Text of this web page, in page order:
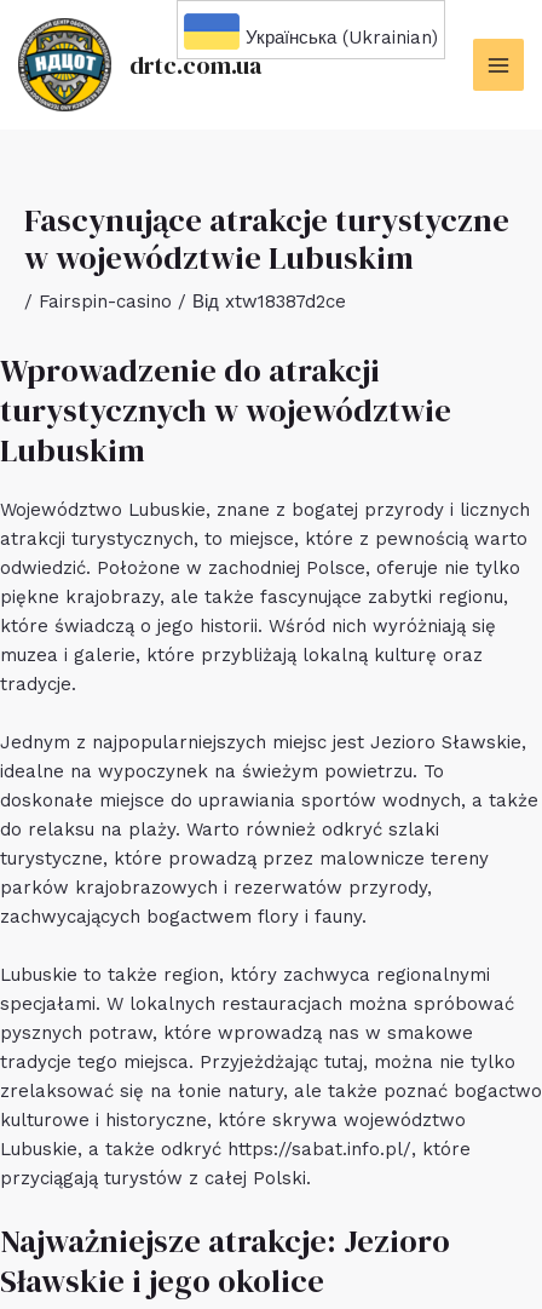
Перейти
вмісту
drtc.com.ua
Fascynujące atrakcje turystyczne
w województwie Lubuskim
/ Fairspin-casino / Від xtw18387d2ce
Wprowadzenie do atrakcji
turystycznych w województwie
Lubuskim
Województwo Lubuskie, znane z bogatej przyrody i licznych
atrakcji turystycznych, to miejsce, które z pewnością warto
odwiedzić. Położone w zachodniej Polsce, oferuje nie tylko
piękne krajobrazy, ale także fascynujące zabytki regionu,
które świadczą o jego historii. Wśród nich wyróżniają się
muzea i galerie, które przybliżają lokalną kulturę oraz
tradycje.
Jednym z najpopularniejszych miejsc jest Jezioro Sławskie,
idealne na wypoczynek na świeżym powietrzu. To
doskonałe miejsce do uprawiania sportów wodnych, a także
do relaksu na plaży. Warto również odkryć szlaki
turystyczne, które prowadzą przez malownicze tereny
parków krajobrazowych i rezerwatów przyrody,
zachwycających bogactwem flory i fauny.
Lubuskie to także region, który zachwyca regionalnymi
specjałami. W lokalnych restauracjach można spróbować
pysznych potraw, które wprowadzą nas w smakowe
tradycje tego miejsca. Przyjeżdżając tutaj, można nie tylko
zrelaksować się na łonie natury, ale także poznać bogactwo
kulturowe i historyczne, które skrywa województwo
Lubuskie, a także odkryć https://sabat.info.pl/, które
przyciągają turystów z całej Polski.
Najważniejsze atrakcje: Jezioro
Sławskie i jego okolice
Українська (Ukrainian)